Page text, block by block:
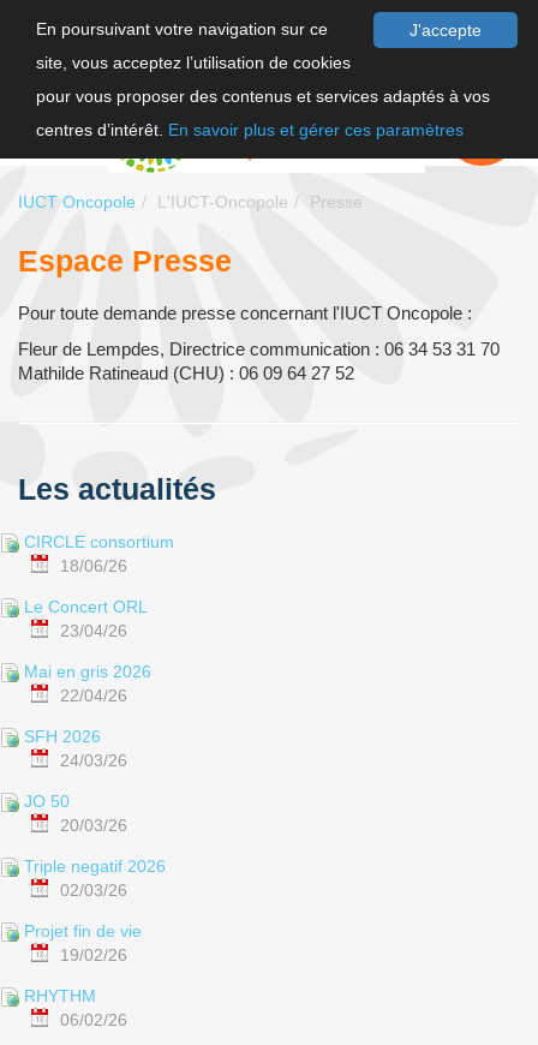
J'accepte
En poursuivant votre navigation sur ce
site, vous acceptez l’utilisation de cookies
pour vous proposer des contenus et services adaptés à vos
centres d’intérêt. En savoir plus et gérer ces paramètres
FAIRE UN
DON
IUCT Oncopole L'IUCT-Oncopole Presse
Espace Presse
Pour toute demande presse concernant l'IUCT Oncopole :
Fleur de Lempdes, Directrice communication : 06 34 53 31 70
Mathilde Ratineaud (CHU) : 06 09 64 27 52
Les actualités
CIRCLE consortium
18/06/26
Le Concert ORL
23/04/26
Mai en gris 2026
22/04/26
SFH 2026
24/03/26
JO 50
20/03/26
Triple negatif 2026
02/03/26
Projet fin de vie
19/02/26
RHYTHM
06/02/26